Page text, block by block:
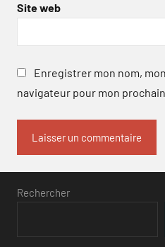
Site web
Enregistrer mon nom,
navigateur pour mon
Rechercher